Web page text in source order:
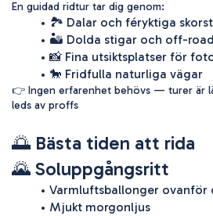
En guidad ridtur tar dig genom:
🏞️ Dalar och féryktiga
🏜️ Dolda stigar och off-
📸 Fina utsiktsplatser för
🐎 Fridfulla naturliga vägar
👉 Ingen erfarenhet behövs — turer är
leds av proffs
🌅 Bästa tiden att rida
🌄 Soluppgångsritt
Varmluftsballonger ovanför
Mjukt morgonljus